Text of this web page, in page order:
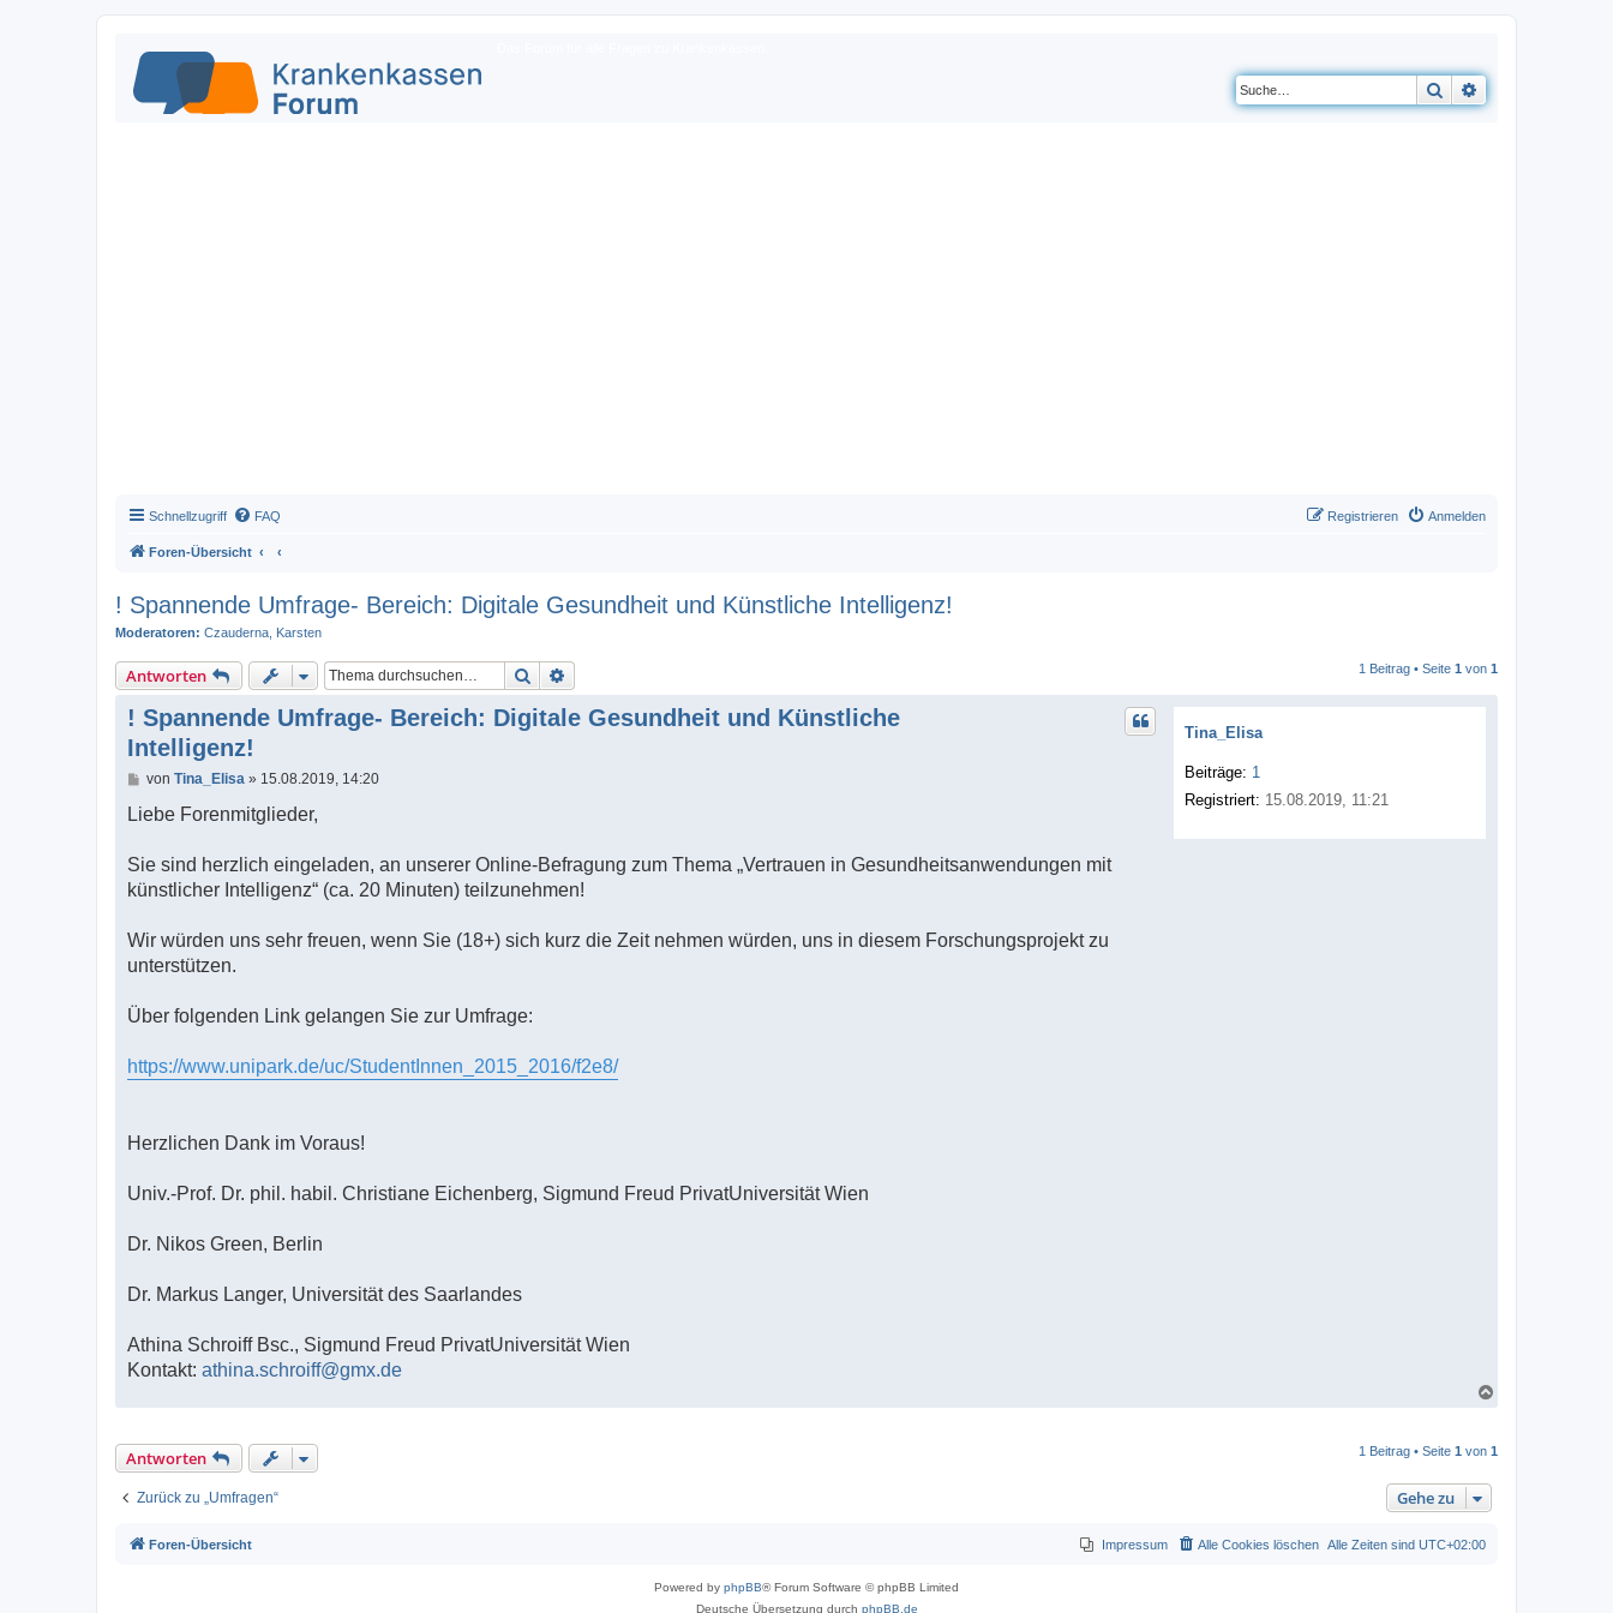
Suche
Schnellzugriff FAQ Anmelden
Registrieren
Foren-Übersicht
! Spannende Umfrage- Bereich: Digitale Gesundheit und Künstliche Intelligenz!
Moderatoren: Czauderna Karsten
Antworten Suche 1 Beitrag • Seite 1 von 1
Tina_Elisa
Beiträge: 1
Registriert: 15.08.2019, 11:21
! Spannende Umfrage- Bereich: Digitale Gesundheit und Künstliche
Intelligenz!
B
i
a
von Tina_Elisa » 15.08.2019, 14:20
Liebe Forenmitglieder,
Sie sind herzlich eingeladen, an unserer Online-Befragung zum Thema „Vertrauen in Gesundheitsanwendungen mit
künstlicher Intelligenz“ (ca. 20 Minuten) teilzunehmen!
Wir würden uns sehr freuen, wenn Sie (18+) sich kurz die Zeit nehmen würden, uns in diesem Forschungsprojekt zu
unterstützen.
Über folgenden Link gelangen Sie zur Umfrage:
https://www.unipark.de/uc/StudentInnen_2015_2016/f2e8/
Herzlichen Dank im Voraus!
Univ.-Prof. Dr. phil. habil. Christiane Eichenberg, Sigmund Freud PrivatUniversität Wien
Dr. Nikos Green, Berlin
Dr. Markus Langer, Universität des Saarlandes
Athina Schroiff Bsc., Sigmund Freud PrivatUniversität Wien
Kontakt: athina.schroiff@gmx.de
a
o
Antworten 1 Beitrag • Seite 1 von 1
Zurück zu „Umfragen“ Gehe zu
Foren-Übersicht Alle Zeiten sind UTC+02:00
Alle Cookies löschen
Impressum
Powered by phpBB® Forum Software © phpBB Limited
Deutsche Übersetzung durch phpBB.de